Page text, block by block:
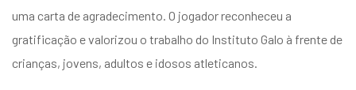
uma carta de agradecimento. O jogador reconheceu a
gratificação e valorizou o trabalho do Instituto Galo à frente de
crianças, jovens, adultos e idosos atleticanos.